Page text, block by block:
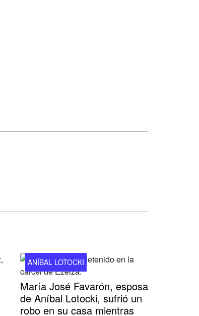
ANÍBAL LOTOCKI
María José Favarón, esposa
de Aníbal Lotocki, sufrió un
robo en su casa mientras